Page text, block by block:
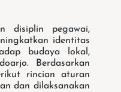
disiplin pegawai,
identitas
budaya lokal,
Berdasarkan
rincian aturan
dan dilaksanakan